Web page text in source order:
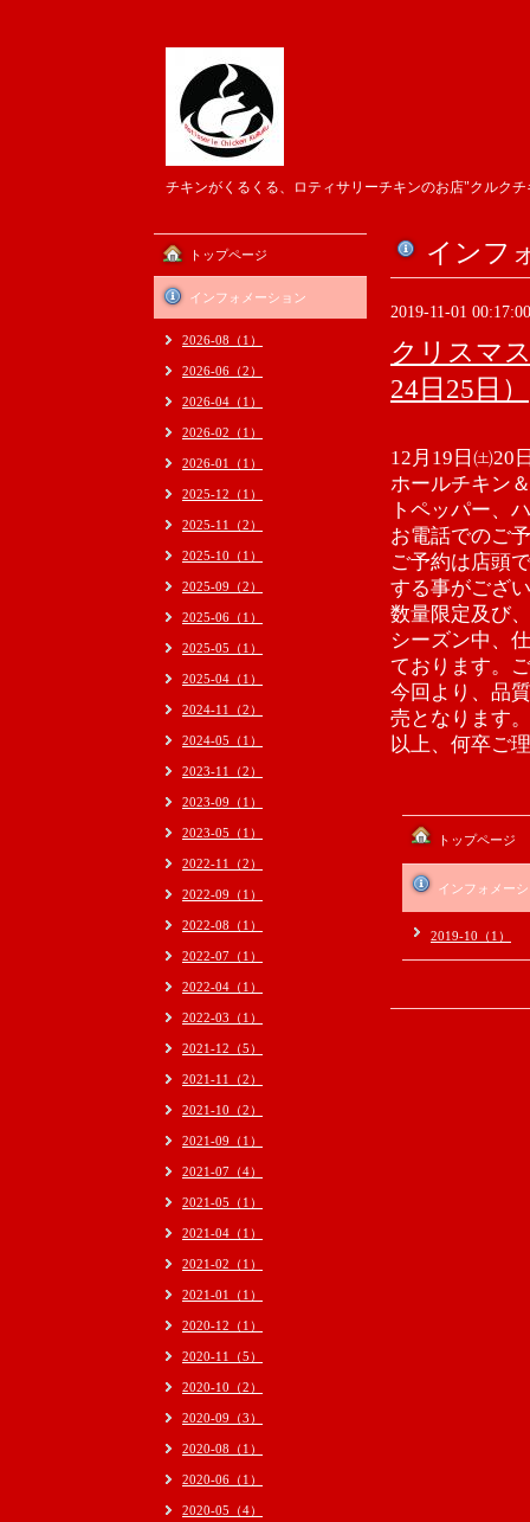
チキンがくるくる、ロティサリーチキンのお店"クルク
インフ
2019-11-01 00:17:00
クリスマ
24日25日）
12月19日㈯
ホールチキ
トペッパー、
お電話でのご
ご予約は店頭
する事がござ
数量限定及び
シーズン中、
ております。
今回より、品
売となります。
以上、何卒ご
トップページ
インフォメー
2019-10（1）
トップページ
インフォメーション
2026-08（1）
2026-06（2）
2026-04（1）
2026-02（1）
2026-01（1）
2025-12（1）
2025-11（2）
2025-10（1）
2025-09（2）
2025-06（1）
2025-05（1）
2025-04（1）
2024-11（2）
2024-05（1）
2023-11（2）
2023-09（1）
2023-05（1）
2022-11（2）
2022-09（1）
2022-08（1）
2022-07（1）
2022-04（1）
2022-03（1）
2021-12（5）
2021-11（2）
2021-10（2）
2021-09（1）
2021-07（4）
2021-05（1）
2021-04（1）
2021-02（1）
2021-01（1）
2020-12（1）
2020-11（5）
2020-10（2）
2020-09（3）
2020-08（1）
2020-06（1）
2020-05（4）